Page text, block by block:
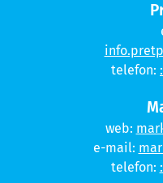
telefon:
web:
e-mail:
telefon: